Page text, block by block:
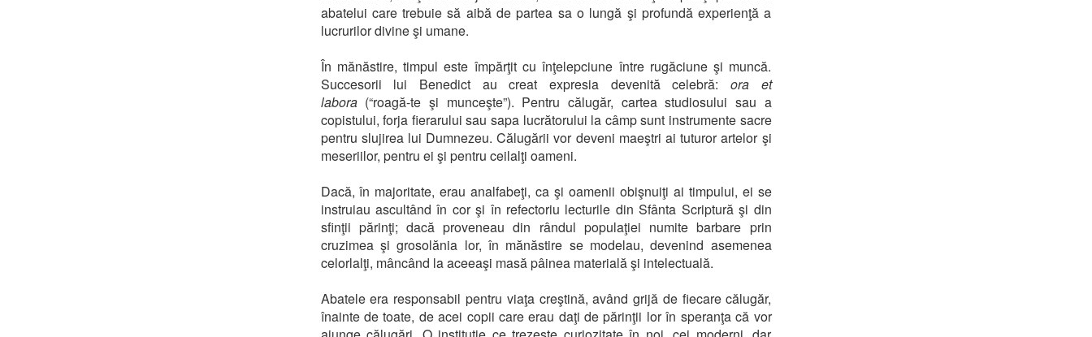
abatelui care trebuie să aibă de partea sa o lungă şi profundă experienţă a
lucrurilor divine şi umane.
În mănăstire, timpul este împărţit cu înţelepciune între rugăciune şi muncă.
Succesorii lui Benedict au creat expresia devenită celebră: ora et
labora (“roagă-te şi munceşte”). Pentru călugăr, cartea studiosului sau a
copistului, forja fierarului sau sapa lucrătorului la câmp sunt instrumente sacre
pentru slujirea lui Dumnezeu. Călugării vor deveni maeştri ai tuturor artelor şi
meseriilor, pentru ei şi pentru ceilalţi oameni.
Dacă, în majoritate, erau analfabeţi, ca şi oamenii obişnuiţi ai timpului, ei se
instruiau ascultând în cor şi în refectoriu lecturile din Sfânta Scriptură şi din
sfinţii părinţi; dacă proveneau din rândul populaţiei numite barbare prin
cruzimea şi grosolănia lor, în mănăstire se modelau, devenind asemenea
celorlalţi, mâncând la aceeaşi masă pâinea materială şi intelectuală.
Abatele era responsabil pentru viaţa creştină, având grijă de fiecare călugăr,
înainte de toate, de acei copii care erau daţi de părinţii lor în speranţa că vor